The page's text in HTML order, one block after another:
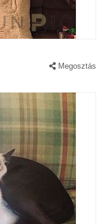
Megosztás